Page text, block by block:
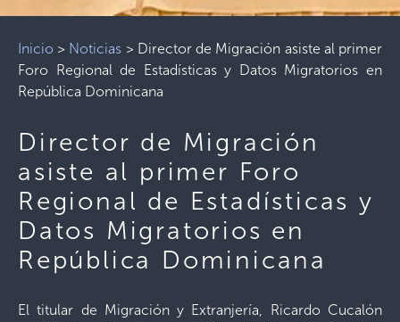
Inicio > Noticias > Director de Migración asiste al primer
Foro Regional de Estadísticas y Datos Migratorios en
República Dominicana
Director de Migración
asiste al primer Foro
Regional de Estadísticas y
Datos Migratorios en
República Dominicana
El titular de Migración y Extranjería, Ricardo Cucalón